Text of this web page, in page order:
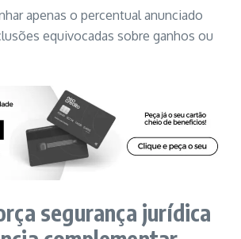
apenas o percentual anunciado
equivocadas sobre ganhos ou
segurança jurídica